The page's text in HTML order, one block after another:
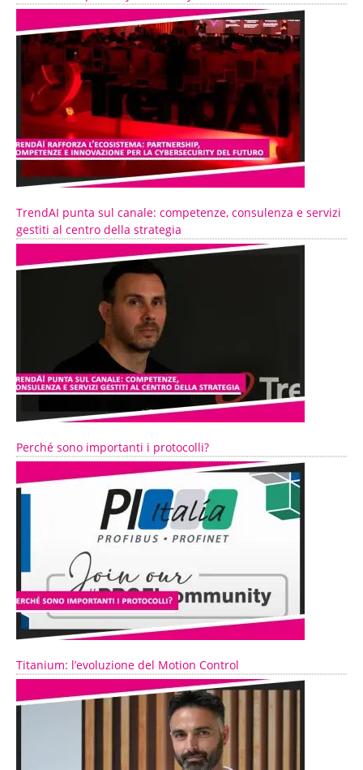
TrendAI punta sul canale: competenze, consulenza e servizi
gestiti al centro della strategia
Perché sono importanti i protocolli?
Titanium: l’evoluzione del Motion Control